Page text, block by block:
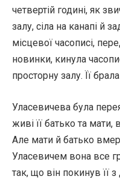
четвертій годині, як
залу, сіла на канапі й
місцевої часописі,
новинки, кинула
просторну залу. Її
Уласевичева була
живі її батько та
Але мати й батько
Уласевичем вона все
так, що він покинув її з